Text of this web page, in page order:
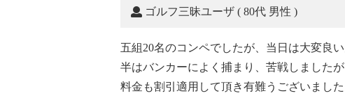
ゴルフ三昧ユーザ ( 80代 男性 )
五組20名のコンペでしたが、当日は大変良
半はバンカーによく捕まり、苦戦しました
料金も割引適用して頂き有難うございまし